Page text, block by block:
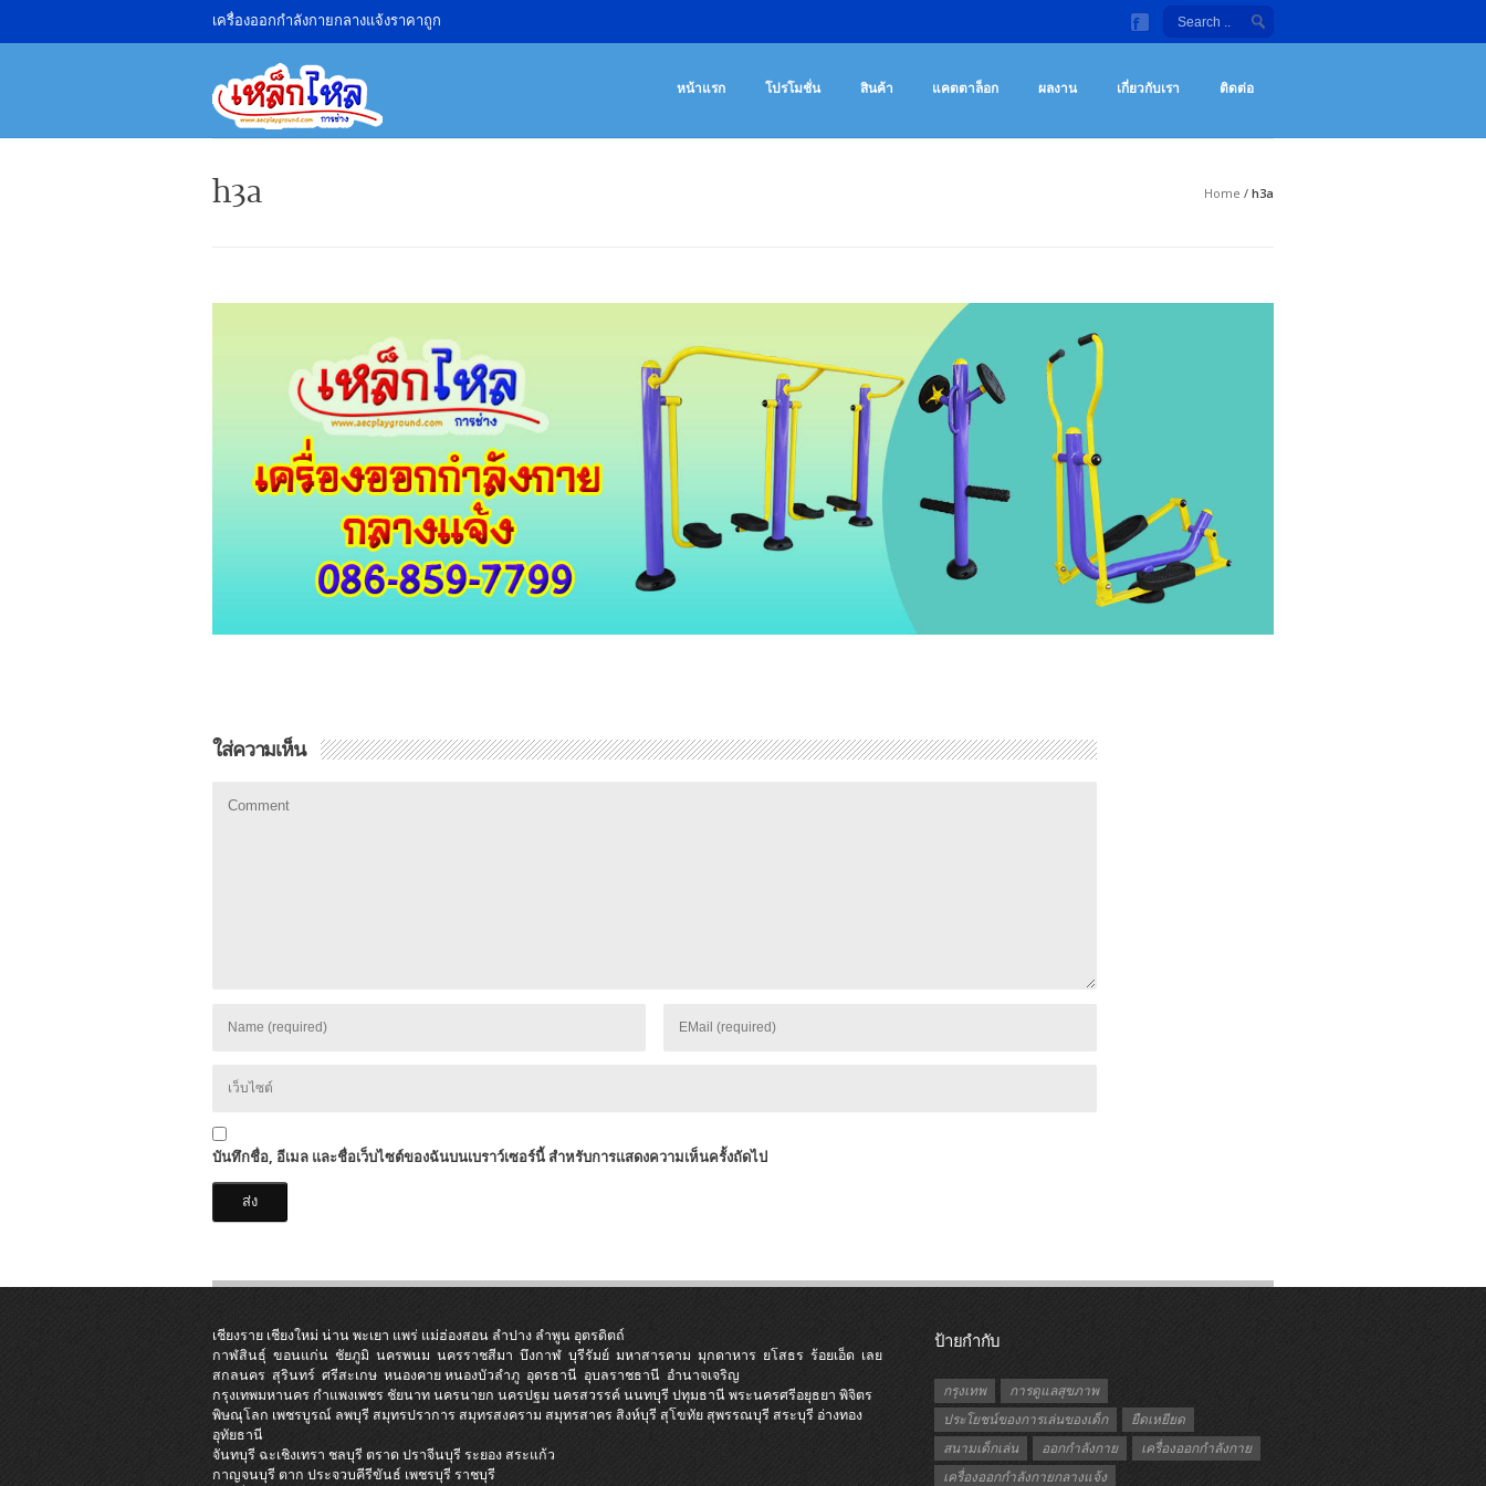
เครื่องออกกำลังกายกลางแจ้งราคาถูก
เครื่องออกกําลังกายกลางแจ้ง จักรยานออกกําลังกาย เครื่องซิทอัพ ราคาถูก
จําหน่ายเครื่องออกกําลังกายกลางแจ้ง เครื่องซิทอัพ จักรยานออกกําลังกาย เครื่องออกกำลังกายราค
หน้าแรก โปรโมชั่น สินค้า แคตตาล็อก ผลงาน เกี่ยวกับเรา ติดต่อ
h3a Home / h3a
ใส่ความเห็น
บันทึกชื่อ, อีเมล และชื่อเว็บไซต์ของฉันบนเบราว์เซอร์นี้ สำหรับการแสดงความเห็นครั้งถัดไป
เชียงราย เชียงใหม่ น่านพะเยา แพร่ แม่ฮ่องสอน ลำปาง ลำพูน อุตรดิตถ์
กาฬสินธุ์ ขอนแก่น ชัยภูมิ นครพนม นครราชสีมา บึงกาฬ บุรีรัมย์ มหาสารคาม มุกดาหาร ยโสธร ร้อยเอ็ด เลย
สกลนคร สุรินทร์ ศรีสะเกษ หนองคายหนองบัวลำภู อุดรธานี อุบลราชธานี อำนาจเจริญ
กรุงเทพมหานครกำแพงเพชรชัยนาทนครนายก นครปฐม นครสวรรค์นนทบุรีปทุมธานีพระนครศรีอยุธยา พิจิตร
พิษณุโลก เพชรบูรณ์ ลพบุรีสมุทรปราการ สมุทรสงคราม สมุทรสาคร สิงห์บุรีสุโขทัย สุพรรณบุรี สระบุรี อ่างทอง
อุทัยธานี
จันทบุรี ฉะเชิงเทรา ชลบุรี ตราดปราจีนบุรีระยอง สระแก้ว
กาญจนบุรี ตาก ประจวบคีรีขันธ์ เพชรบุรีราชบุรี
ป้ายกำกับ
กรุงเทพ
การดูแลสุขภาพ
ประโยชน์ของการเล่นของเด็ก
ยืดเหยียด
สนามเด็กเล่น
ออกกำลังกาย
เครื่องออกกำลังกาย
เครื่องออกกำลังกายกลางแจ้ง